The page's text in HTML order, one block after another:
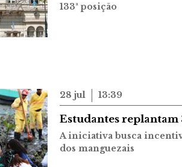
133ª posição
28 jul 13:39
Estudantes
A iniciativa busca
dos manguezais